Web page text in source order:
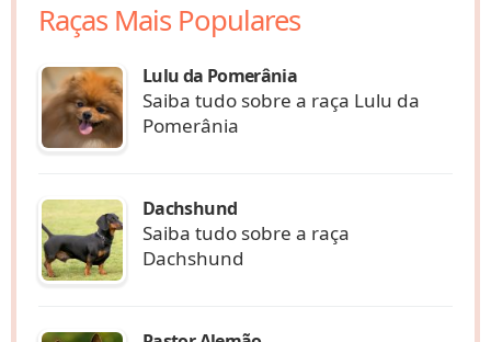
Raças Mais Populares
Lulu da Pomerânia
Saiba tudo sobre a raça Lulu da
Pomerânia
Dachshund
Saiba tudo sobre a raça
Dachshund